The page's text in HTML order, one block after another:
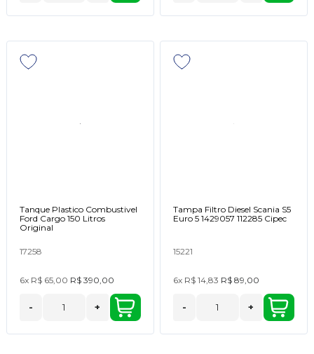
Tanque Plastico Combustivel
Ford Cargo 150 Litros
Original
17258
6x R$ 65,00 R$ 390,00
- +
Tampa Filtro Diesel Scania S5
Euro 5 1429057 112285 Cipec
15221
6x R$ 14,83 R$ 89,00
- +